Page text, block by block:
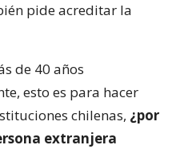
pide acreditar la
de 40 años
esto es para hacer
chilenas, ¿por
extranjera